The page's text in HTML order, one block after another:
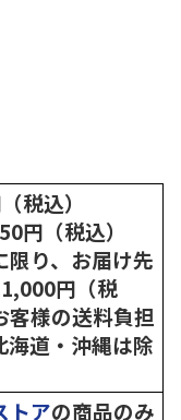
税込）
円（税込）
限り、お届け先
円（税
客様の送料負担
海道・沖縄は除
トアの商品のみ